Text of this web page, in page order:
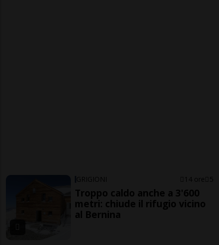
GRIGIONI 14 ore 5
Troppo caldo anche a 3'600
metri: chiude il rifugio vicino
al Bernina